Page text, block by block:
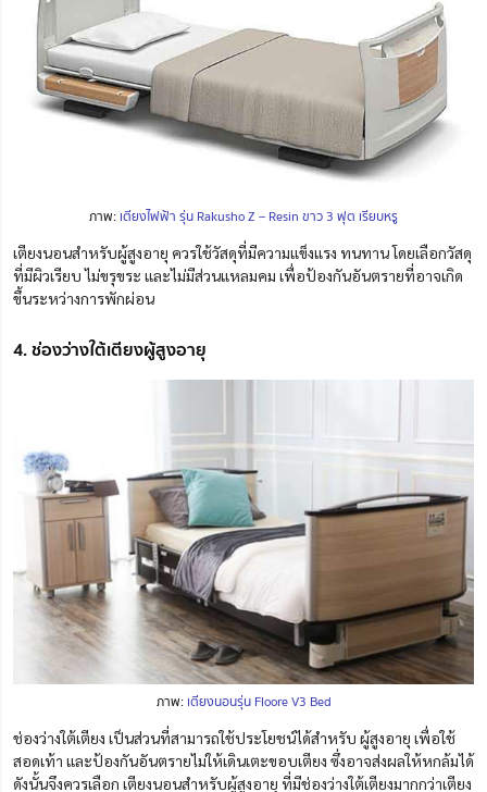
ภาพ: เตียงไฟฟ้า รุ่น Rakusho Z – Resin ขาว 3 ฟุต เรียบหรู
เตียงนอนสำหรับผู้สูงอายุ ควรใช้วัสดุที่มีความแข็งแรง ทนทาน โดยเลือกวัสดุ
ที่มีผิวเรียบ ไม่ขรุขระ และไม่มีส่วนแหลมคม เพื่อป้องกันอันตรายที่อาจเกิด
ขึ้นระหว่างการพักผ่อน
4. ช่องว่างใต้เตียงผู้สูงอายุ
ภาพ: เตียงนอนรุ่น Floore V3 Bed
ช่องว่างใต้เตียง เป็นส่วนที่สามารถใช้ประโยชน์ได้สำหรับ ผู้สูงอายุ เพื่อใช้
สอดเท้า และป้องกันอันตรายไม่ให้เดินเตะขอบเตียง ซึ่งอาจส่งผลให้หกล้มได้
ดังนั้นจึงควรเลือก เตียงนอนสำหรับผู้สูงอายุ ที่มีช่องว่างใต้เตียงมากกว่าเตียง